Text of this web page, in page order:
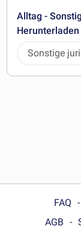
Alltag -
Herunterladen
Sonstige
FAQ
AGB